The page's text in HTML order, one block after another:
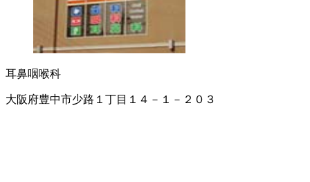
耳鼻咽喉科
大阪府豊中市少路１丁目１４－１－２０３